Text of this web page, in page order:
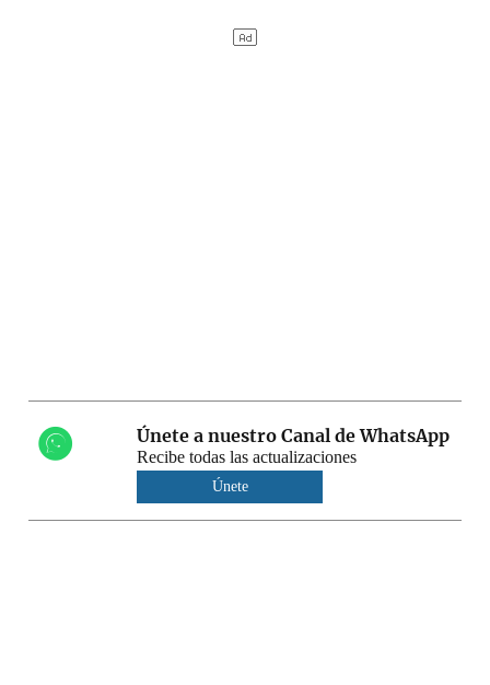
Únete a nuestro Canal de WhatsApp
Recibe todas las actualizaciones
Únete